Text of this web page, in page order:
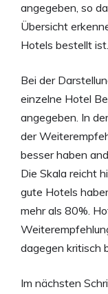
angegeben, so
Übersicht
Hotels bestellt ist.
Bei der
einzelne Hotel
angegeben. In
der
besser haben
Die Skala reicht
gute Hotels
mehr als 80%.
dagegen kritisch
Im nächsten